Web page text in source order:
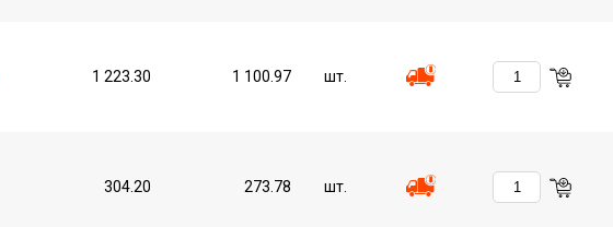
1 223.30 1 100.97 шт.
304.20 273.78 шт.